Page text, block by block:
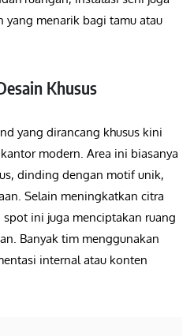
yang menarik bagi tamu atau
Khusus
yang dirancang khusus kini
modern. Area ini biasanya
dinding dengan motif unik,
Selain meningkatkan citra
ini juga menciptakan ruang
Banyak tim menggunakan
internal atau konten